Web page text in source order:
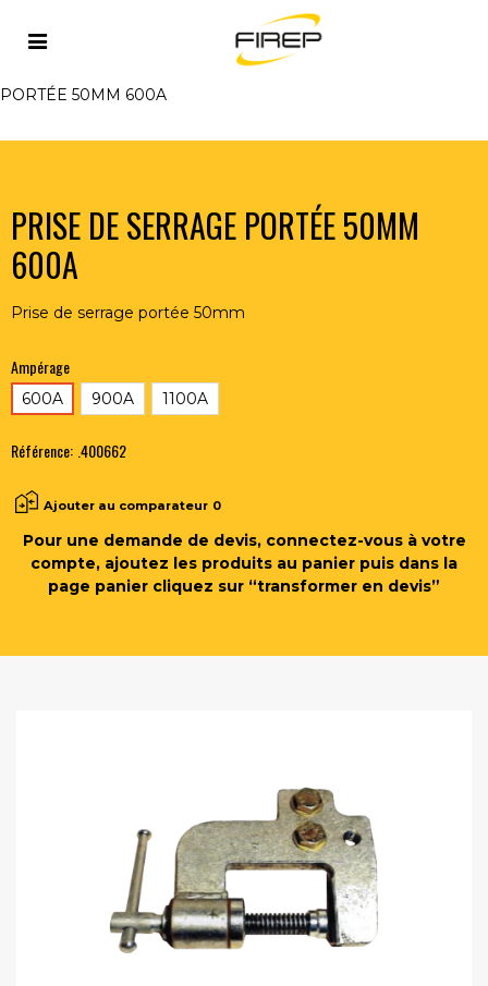
Accueil OUTILLAGE DU SOUDEUR >
> PRISE DE SERRAGE
PORTÉE 50MM 600A
PRISE DE SERRAGE PORTÉE 50MM
600A
Prise de serrage portée 50mm
Ampérage
600A 900A 1100A
Référence: .400662
Ajouter au comparateur 0
Pour une demande de devis, connectez-vous à votre
compte, ajoutez les produits au panier puis dans la
page panier cliquez sur “transformer en devis”